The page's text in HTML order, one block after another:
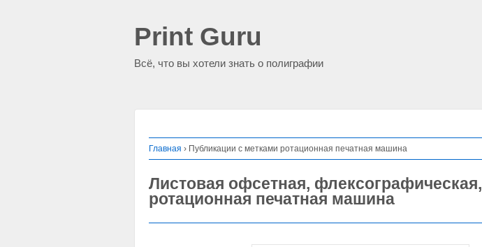
Print Guru
Всё, что вы хотели знать о полиграфии
Главная › Публикации с метками ротационная печатная машина
Листовая офсетная, флексографическая,
ротационная печатная машина